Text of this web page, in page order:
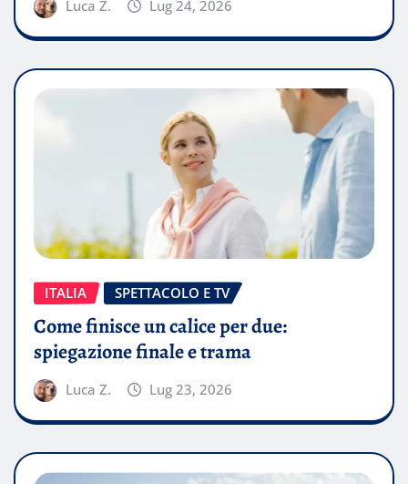
Luca Z. Lug 24, 2026
ITALIA SPETTACOLO E TV
Come finisce un calice per due:
spiegazione finale e trama
Luca Z. Lug 23, 2026